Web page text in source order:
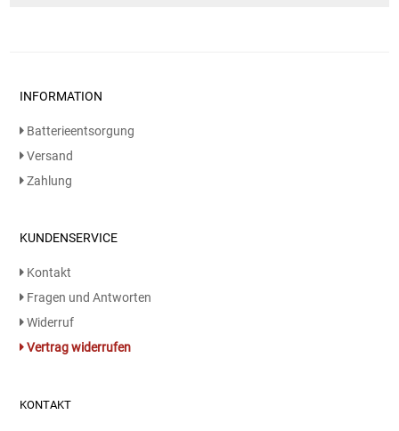
INFORMATION
Batterieentsorgung
Versand
Zahlung
KUNDENSERVICE
Kontakt
Fragen und Antworten
Widerruf
Vertrag widerrufen
KONTAKT